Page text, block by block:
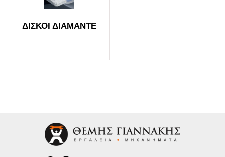
ΔΊΣΚΟΙ ΔΙΑΜΑΝΤΈ